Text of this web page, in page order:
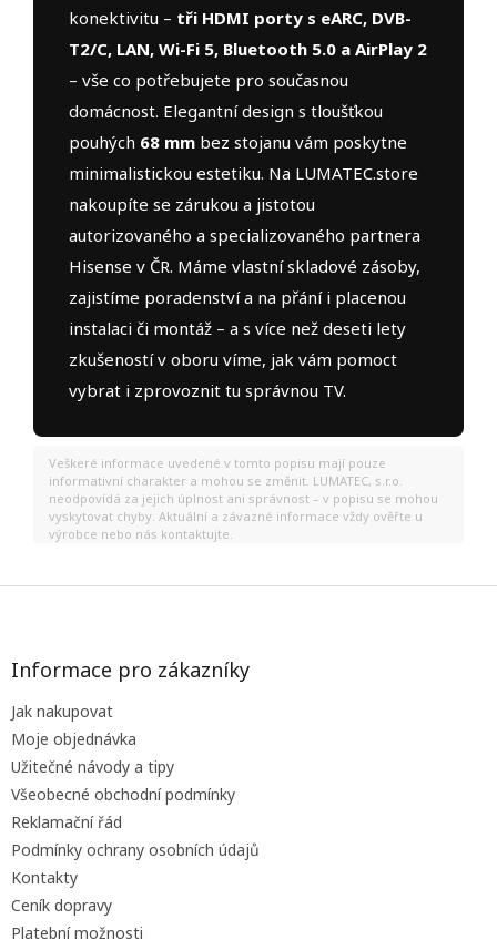
konektivitu – tři HDMI porty s eARC, DVB-
T2/C, LAN, Wi-Fi 5, Bluetooth 5.0 a AirPlay 2
– vše co potřebujete pro současnou
domácnost. Elegantní design s tloušťkou
pouhých 68 mm bez stojanu vám poskytne
minimalistickou estetiku. Na LUMATEC.store
nakoupíte se zárukou a jistotou
autorizovaného a specializovaného partnera
Hisense v ČR. Máme vlastní skladové zásoby,
zajistíme poradenství a na přání i placenou
instalaci či montáž – a s více než deseti lety
zkušeností v oboru víme, jak vám pomoct
vybrat i zprovoznit tu správnou TV.
Veškeré informace uvedené v tomto popisu mají pouze
informativní charakter a mohou se změnit. LUMATEC, s.r.o.
neodpovídá za jejich úplnost ani správnost – v popisu se mohou
vyskytovat chyby. Aktuální a závazné informace vždy ověřte u
výrobce nebo nás kontaktujte.
Z
Informace pro zákazníky
Jak nakupovat
Moje objednávka
Užitečné návody a tipy
Všeobecné obchodní podmínky
Reklamační řád
Podmínky ochrany osobních údajů
Kontakty
Ceník dopravy
Platební možnosti